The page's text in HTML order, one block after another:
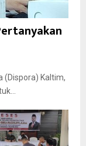
(Dispora) Kaltim,